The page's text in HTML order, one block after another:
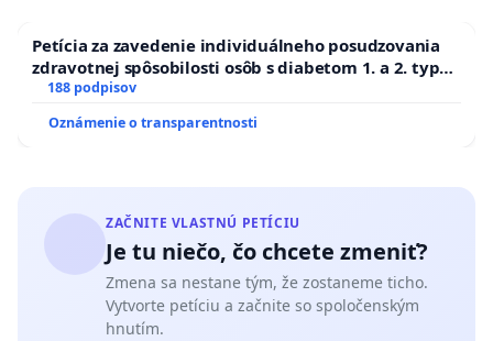
Petícia za zavedenie individuálneho posudzovania
zdravotnej spôsobilosti osôb s diabetom 1. a 2. typu
pri prijímaní do Policajného zboru SR
188 podpisov
Oznámenie o transparentnosti
ZAČNITE VLASTNÚ PETÍCIU
Je tu niečo, čo chcete zmeniť?
Zmena sa nestane tým, že zostaneme ticho.
Vytvorte petíciu a začnite so spoločenským
hnutím.